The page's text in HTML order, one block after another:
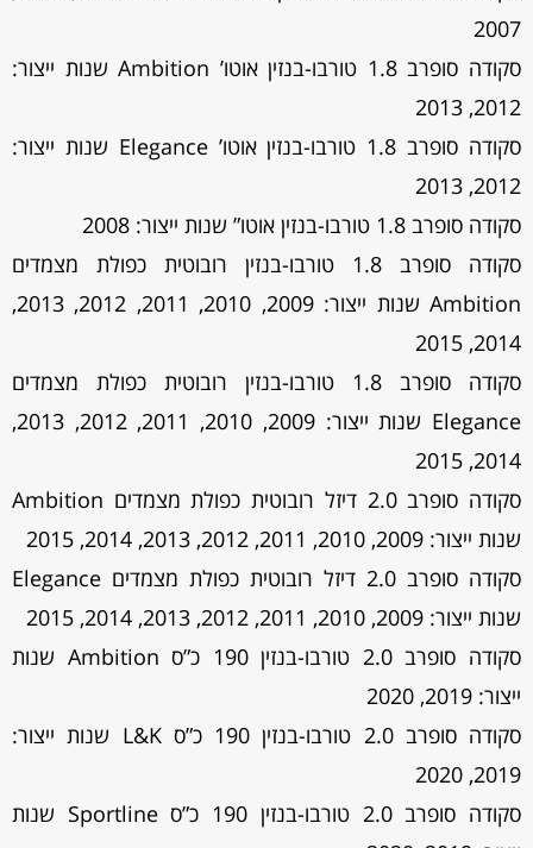
2007
סקודה סופרב 1.8 טורבו-בנזין אוטו’ Ambition שנות ייצור:
2012, 2013
סקודה סופרב 1.8 טורבו-בנזין אוטו’ Elegance שנות ייצור:
2012, 2013
סקודה סופרב 1.8 טורבו-בנזין אוטו” שנות ייצור: 2008
סקודה סופרב 1.8 טורבו-בנזין רובוטית כפולת מצמדים
Ambition שנות ייצור: 2009, 2010, 2011, 2012, 2013,
2014, 2015
סקודה סופרב 1.8 טורבו-בנזין רובוטית כפולת מצמדים
Elegance שנות ייצור: 2009, 2010, 2011, 2012, 2013,
2014, 2015
סקודה סופרב 2.0 דיזל רובוטית כפולת מצמדים Ambition
שנות ייצור: 2009, 2010, 2011, 2012, 2013, 2014, 2015
סקודה סופרב 2.0 דיזל רובוטית כפולת מצמדים Elegance
שנות ייצור: 2009, 2010, 2011, 2012, 2013, 2014, 2015
סקודה סופרב 2.0 טורבו-בנזין 190 כ”ס Ambition שנות
ייצור: 2019, 2020
סקודה סופרב 2.0 טורבו-בנזין 190 כ”ס L&K שנות ייצור:
2019, 2020
סקודה סופרב 2.0 טורבו-בנזין 190 כ”ס Sportline שנות